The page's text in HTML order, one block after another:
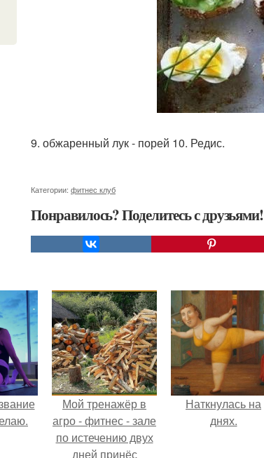
9. обжаренный лук - порей 10. Редис.
Категории: фитнес клуб
Понравилось? Поделитесь с друзьями!
Мой тренажёр в
агро - фитнес - зале
по истечению двух
дней принёс
Наткнулась на
днях.